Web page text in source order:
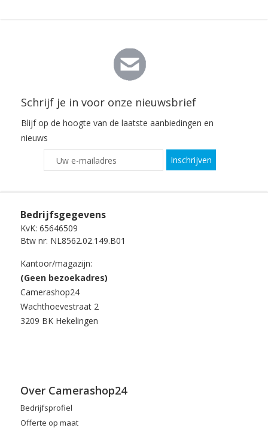
Schrijf je in voor onze nieuwsbrief
Blijf op de hoogte van de laatste aanbiedingen en
nieuws
Inschrijven
Bedrijfsgegevens
KvK: 65646509
Btw nr: NL8562.02.149.B01
Kantoor/magazijn:
(Geen bezoekadres)
Camerashop24
Wachthoevestraat 2
3209 BK Hekelingen
Over Camerashop24
Bedrijfsprofiel
Offerte op maat